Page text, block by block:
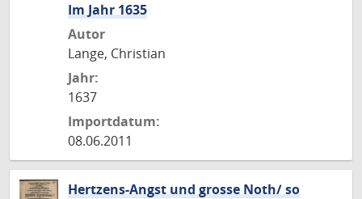
Im Jahr 1635
Autor
Lange, Christian
Jahr:
1637
Importdatum:
08.06.2011
Hertzens-Angst und grosse Noth/ so